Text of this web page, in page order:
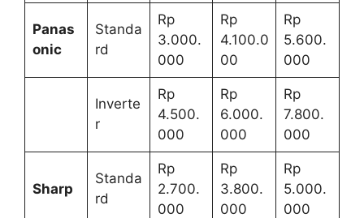
Panas
onic
Standa
rd
Rp
3.000.
000
Rp
4.100.0
00
Rp
5.600.
000
Inverte
r
Rp
4.500.
000
Rp
6.000.
000
Rp
7.800.
000
Sharp
Standa
rd
Rp
2.700.
000
Rp
3.800.
000
Rp
5.000.
000